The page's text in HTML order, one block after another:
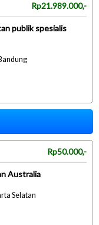
Rp21.989.000,-
publik spesialis
Rp50.000,-
Australia
Selatan